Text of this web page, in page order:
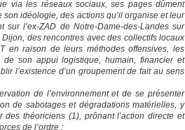
via les réseaux sociaux, ses pages dûment
idéologie, des actions qu’il organise et leur
l’ex-ZAD de Notre-Dame-des-Landes sur
des rencontres avec des collectifs locaux
en raison de leurs méthodes offensives, les
son appui logistique, humain, financier et
l’existence d’un groupement de fait au sens
de l’environnement et de se présenter
de sabotages et dégradations matérielles, y
théoriciens (1), prônant l’action directe et
de l’ordre ;